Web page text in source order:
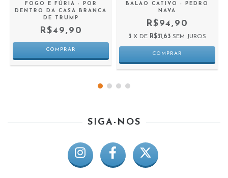
FOGO E FÚRIA - POR
DENTRO DA CASA BRANCA
DE TRUMP
R$49,90
BALAO CATIVO - PEDRO
NAVA
R$94,90
3 X DE R$31,63 SEM JUROS
SIGA-NOS